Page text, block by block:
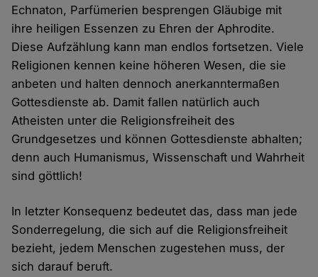
Echnaton, Parfümerien besprengen Gläubige mit
ihre heiligen Essenzen zu Ehren der Aphrodite.
Diese Aufzählung kann man endlos fortsetzen. Viele
Religionen kennen keine höheren Wesen, die sie
anbeten und halten dennoch anerkanntermaßen
Gottesdienste ab. Damit fallen natürlich auch
Atheisten unter die Religionsfreiheit des
Grundgesetzes und können Gottesdienste abhalten;
denn auch Humanismus, Wissenschaft und Wahrheit
sind göttlich!
In letzter Konsequenz bedeutet das, dass man jede
Sonderregelung, die sich auf die Religionsfreiheit
bezieht, jedem Menschen zugestehen muss, der
sich darauf beruft.